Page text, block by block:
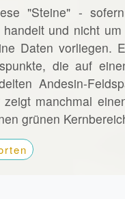
"Steine" -
handelt und nicht
Daten vorliegen.
die auf
Andesin-
zeigt manchmal
grünen